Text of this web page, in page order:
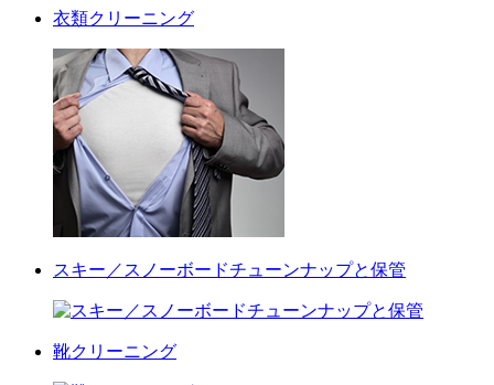
衣類クリーニング
スキー／スノーボードチューンナップと保管
靴クリーニング